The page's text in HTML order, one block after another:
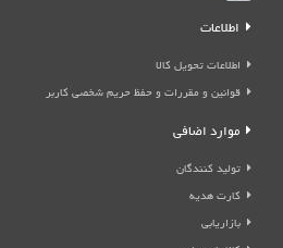
اطلاعات
اطلاعات تحویل کالا
قوانین و مقررات و حفظ حریم شخصی کاربر
موارد اضافی
تولید کنندگان
کارت هدیه
بازاریابی